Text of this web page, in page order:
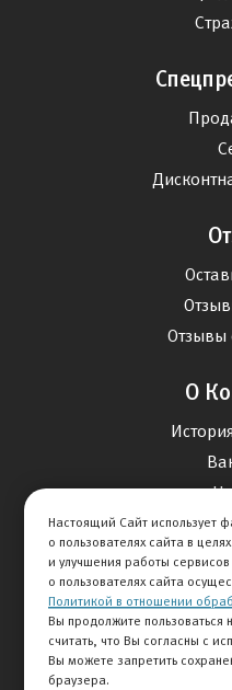
Отзывы
О
+7
Настоящий Сайт использует
о пользователях сайта в
и улучшения работы
о пользователях сайта
Политикой в отношении
Вы продолжите
считать, что Вы согласны с
Вы можете запретить
браузера.